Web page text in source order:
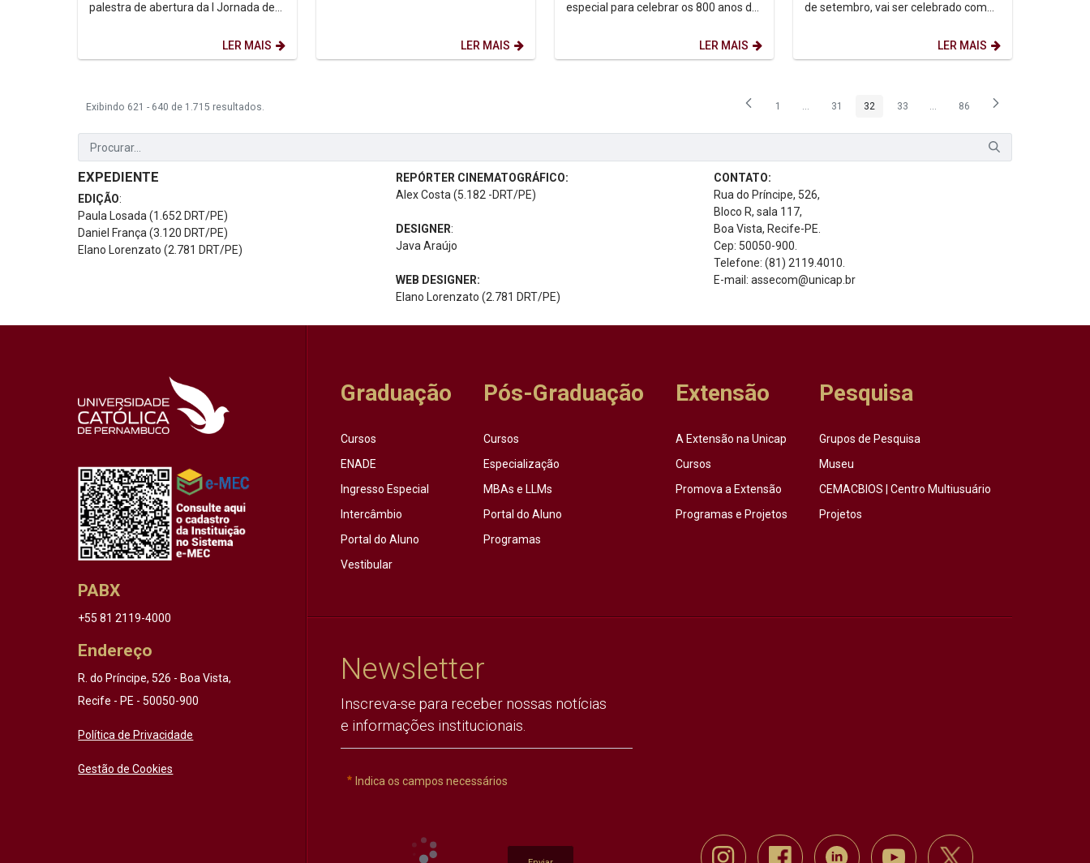
palestra de abertura da I Jornada de
LER MAIS
LER MAIS
especial para celebrar os 800 anos da
LER MAIS
de setembro, vai ser celebrado com
LER MAIS
Exibindo 621 - 640 de 1.715 resultados. Página
1 ...Páginas intermediárias Usar ABA para navegar.
Página
31 Página
32 Página
33 ...Páginas intermediárias Usar ABA
Página
86
EXPEDIENTE
EDIÇÃO:
Paula Losada (1.652 DRT/PE)
Daniel França (3.120 DRT/PE)
Elano Lorenzato (2.781 DRT/PE)
REPÓRTER CINEMATOGRÁFICO:
Alex Costa (5.182 -DRT/PE)
DESIGNER:
Java Araújo
WEB DESIGNER:
Elano Lorenzato (2.781 DRT/PE)
CONTATO:
Rua do Príncipe, 526,
Bloco R, sala 117,
Boa Vista, Recife-PE.
Cep: 50050-900.
Telefone: (81) 2119.4010.
E-mail: assecom@unicap.br
PABX
+55 81 2119-4000
Endereço
R. do Príncipe, 526 - Boa Vista,
Recife - PE - 50050-900
Política de Privacidade
Gestão de Cookies
Graduação
Cursos
ENADE
Ingresso Especial
Intercâmbio
Portal do Aluno
Vestibular
Pós-Graduação
Cursos
Especialização
MBAs e LLMs
Portal do Aluno
Programas
Extensão
A Extensão na Unicap
Cursos
Promova a Extensão
Programas e Projetos
Pesquisa
Grupos de Pesquisa
Museu
CEMACBIOS | Centro Multiusuário
Projetos
Newsletter
Inscreva-se para receber nossas notícias
e informações institucionais.
Indica os campos necessários